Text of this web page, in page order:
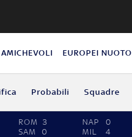
AMICHEVOLI EUROPEI NUOTO
Probabili Squadre
ROM 3
SAM
0
NAP
0
MIL
4